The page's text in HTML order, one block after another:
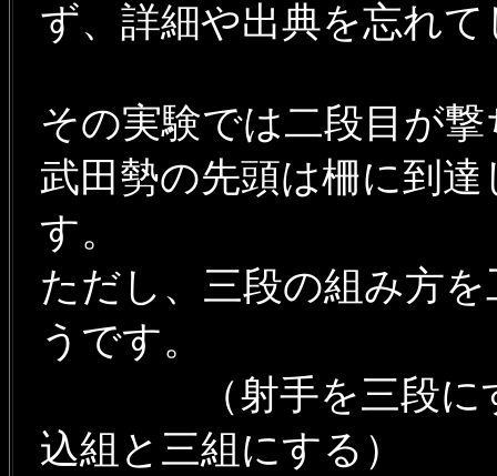
ず、詳細や出典を忘れ
その実験では二段目が
武田勢の先頭は柵に到
す。
ただし、三段の組み方
うです。
（射手を三段にす
込組と三組にする）